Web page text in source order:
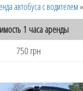
автобуса с водителем »
1 часа аренды
750 грн